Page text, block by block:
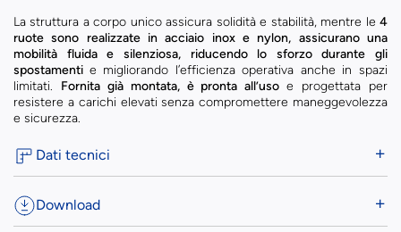
La struttura a corpo unico assicura solidità e stabilità, mentre le 4
ruote sono realizzate in acciaio inox e nylon, assicurano una
mobilità fluida e silenziosa, riducendo lo sforzo durante gli
spostamenti e migliorando l’efficienza operativa anche in spazi
limitati. Fornita già montata, è pronta all’usoe progettata per
resistere a carichi elevati senza compromettere maneggevolezza
e sicurezza.
Dati tecnici
Download